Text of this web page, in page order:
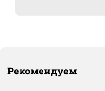
Рекомендуем